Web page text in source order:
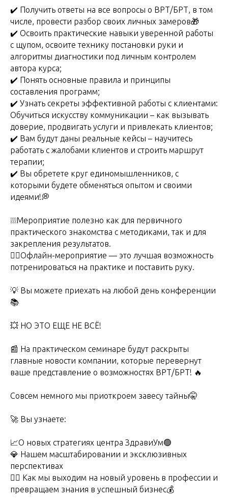
✔️ Получить ответы на все вопросы о ВРТ/БРТ, в том
числе, провести разбор своих личных замеров🎁
✔️ Освоить практические навыки уверенной работы
с щупом, освоите технику постановки руки и
алгоритмы диагностики под личным контролем
автора курса;
✔️ Понять основные правила и принципы
составления программ;
✔️ Узнать секреты эффективной работы с клиентами:
Обучиться искусству коммуникации – как вызывать
доверие, продвигать услуги и привлекать клиентов;
✔️ Вам будут даны реальные кейсы – научитесь
работать с жалобами клиентов и строить маршрут
терапии;
✔️ Вы обретете круг единомышленников, с
которыми будете обменяться опытом и своими
идеями!💭
❕❕❕Мероприятие полезно как для первичного
практического знакомства с методиками, так и для
закрепления результатов.
👉🏻Офлайн-мероприятие — это лучшая возможность
потренироваться на практике и поставить руку.
💡 Вы можете приехать на любой день конференции
📚
💥 НО ЭТО ЕЩЕ НЕ ВСЁ!
📰 На практическом семинаре будут раскрыты
главные новости компании, которые перевернут
ваше представление о возможностях ВРТ/БРТ! 🔥
Совсем немного мы приоткроем завесу тайны🤫
🚀 Вы узнаете:
📈О новых стратегиях центра ЗдравиУм🟢
💎 Нашем масштабировании и эксклюзивных
перспективах
☝🏻 Как мы выходим на новый уровень в профессии и
превращаем знания в успешный бизнес💰